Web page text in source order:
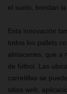
el suelo, brindan
Esta innovación
todos los pallets
almacenes, que a
de fútbol. Las
carretillas se
sitios web,